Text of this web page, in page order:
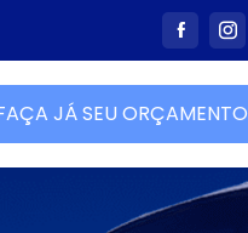
JÁ SEU ORÇAMENTO